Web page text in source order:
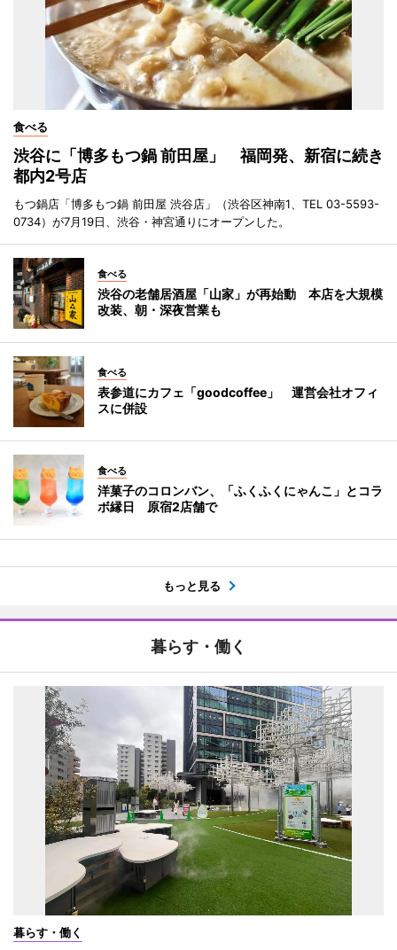
食べる
渋谷に「博多もつ鍋 前田屋」 福岡発、新宿に続き
都内2号店
もつ鍋店「博多もつ鍋 前田屋 渋谷店」（渋谷区神南1、TEL 03-5593-
0734）が7月19日、渋谷・神宮通りにオープンした。
食べる
渋谷の老舗居酒屋「山家」が再始動 本店を大規模
改装、朝・深夜営業も
食べる
表参道にカフェ「goodcoffee」 運営会社オフィ
スに併設
食べる
洋菓子のコロンバン、「ふくふくにゃんこ」とコラ
ボ縁日 原宿2店舗で
もっと見る
暮らす・働く
暮らす・働く